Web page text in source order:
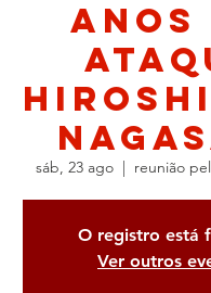
anos
sáb, 23 ago
  |
reunião
O registro está
Ver outros